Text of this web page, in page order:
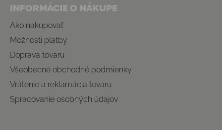
INFORMÁCIE O NÁKUPE
Ako nakupovať
Možnosti platby
Doprava tovaru
Všeobecné obchodné podmienky
Vrátenie a reklamácia tovaru
Spracovanie osobných údajov